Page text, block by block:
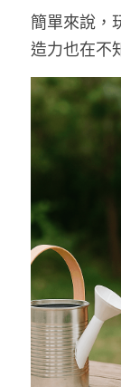
簡單來說，
造力也在不